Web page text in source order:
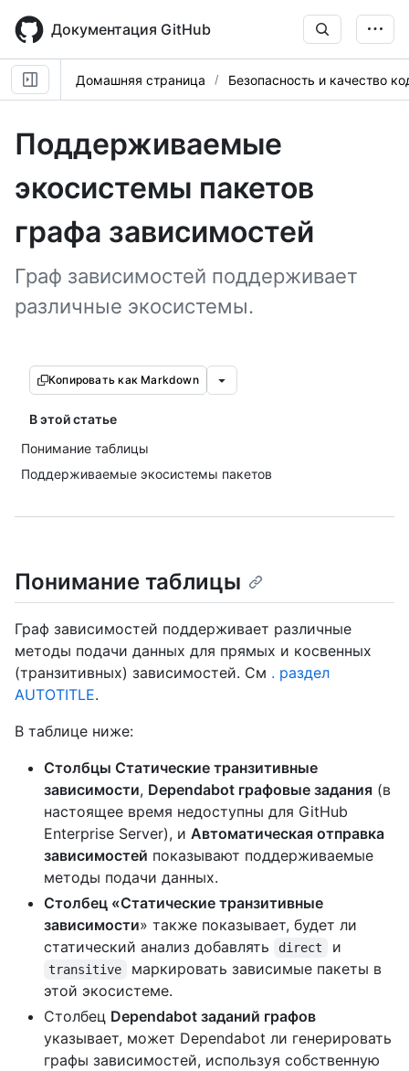
main
content
Документация GitHub
Домашняя страница Безопасность и качество
Поддерживаемые
экосистемы пакетов
графа зависимостей
Граф зависимостей поддерживает
различные экосистемы.
Копировать как Markdown
В этой статье
Понимание таблицы
Поддерживаемые экосистемы пакетов
Понимание таблицы
Граф зависимостей поддерживает различные
методы подачи данных для прямых и косвенных
(транзитивных) зависимостей. См . раздел
AUTOTITLE.
В таблице ниже:
Столбцы Статические транзитивные
зависимости, Dependabot графовые задания (в
настоящее время недоступны для GitHub
Enterprise Server), и Автоматическая отправка
зависимостей показывают поддерживаемые
методы подачи данных.
Столбец «Статические транзитивные
зависимости» также показывает, будет ли
статический анализ добавлять
direct и
transitive
маркировать зависимые пакеты в
этой экосистеме.
Столбец Dependabot заданий графов
указывает, может Dependabot ли генерировать
графы зависимостей, используя собственную